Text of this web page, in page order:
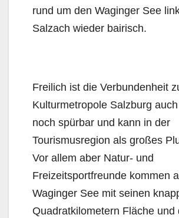
rund um den Waginger See
Salzach wieder bairisch.
Freilich ist die Verbundenheit
Kulturmetropole Salzburg
noch spürbar und kann in der
Tourismusregion als großes
Vor allem aber Natur- und
Freizeitsportfreunde kommen
Waginger See mit seinen
Quadratkilometern Fläche und